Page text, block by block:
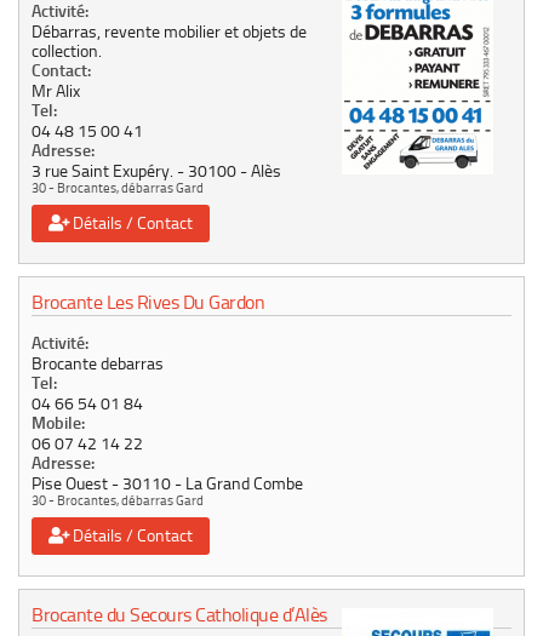
Activité:
Débarras, revente mobilier et objets de
collection.
Contact:
Mr Alix
Tel:
04 48 15 00 41
Adresse:
3 rue Saint Exupéry. 30100 Alès
30 - Brocantes, débarras Gard
Détails / Contact
Brocante Les Rives Du Gardon
Activité:
Brocante debarras
Tel:
04 66 54 01 84
Mobile:
06 07 42 14 22
Adresse:
Pise Ouest 30110 La Grand Combe
30 - Brocantes, débarras Gard
Détails / Contact
Brocante du Secours Catholique d’Alès